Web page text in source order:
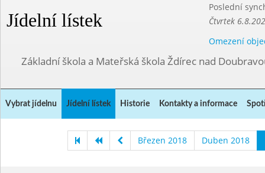
Jídelní lístek
Poslední
Čtvrtek
Omezení
Základní škola a Mateřská škola Ždírec nad
Vybrat jídelnu Jídelní lístek Historie Kontakty a informace
Březen 2018 Duben 2018